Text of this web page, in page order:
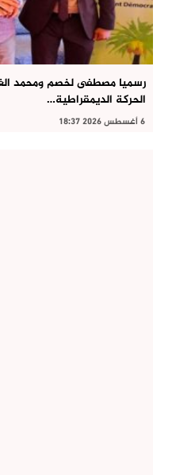
رسميا مصطفى لخصم ومحمد
الحركة الديمقراطية…
6 أغسطس 2026 18:37